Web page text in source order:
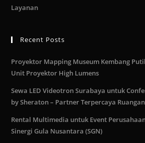
Layanan
Recent Posts
Proyektor Mapping Museum Kembang
Unit Proyektor High Lumens
Sewa LED Videotron Surabaya untuk
by Sheraton – Partner Terpercaya
Rental Multimedia untuk Event
Sinergi Gula Nusantara (SGN)